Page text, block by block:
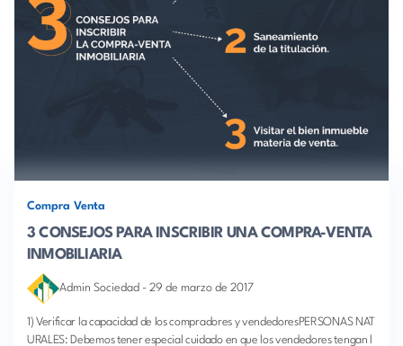
Compra Venta
3 CONSEJOS PARA INSCRIBIR UNA COMPRA-VENTA
INMOBILIARIA
Admin Sociedad - 29 de marzo de 2017
1) Verificar la capacidad de los compradores y vendedoresPERSONAS NAT
URALES: Debemos tener especial cuidado en que los vendedores tengan l